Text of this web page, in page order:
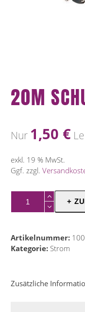
20M
Nur 1,50 €
exkl. 19 % MwSt.
Ggf. zzgl.
Schuko
+
Artikelnummer:
Kategorie: Strom
Zusätzliche